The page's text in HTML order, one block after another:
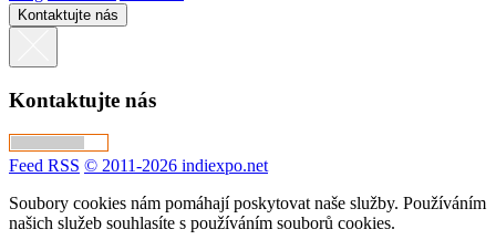
Kontaktujte nás
Kontaktujte nás
Feed RSS © 2011-2026 indiexpo.net
Soubory cookies nám pomáhají poskytovat naše služby. Používáním
našich služeb souhlasíte s používáním souborů cookies.